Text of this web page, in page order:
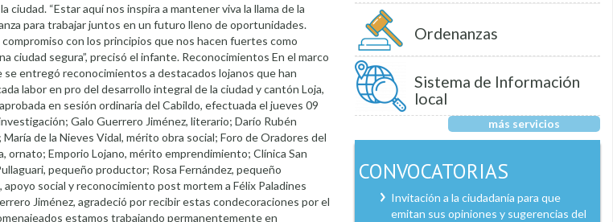
ciudad. “Estar aquí nos inspira a mantener viva la llama de la
para trabajar juntos en un futuro lleno de oportunidades.
con los principios que nos hacen fuertes como
ciudad segura”, precisó el infante. Reconocimientos En el marco
se entregó reconocimientos a destacados lojanos que han
labor en pro del desarrollo integral de la ciudad y cantón Loja,
en sesión ordinaria del Cabildo, efectuada el jueves 09
Galo Guerrero Jiménez, literario; Darío Rubén
de la Nieves Vidal, mérito obra social; Foro de Oradores del
ornato; Emporio Lojano, mérito emprendimiento; Clínica San
pequeño productor; Rosa Fernández, pequeño
social y reconocimiento post mortem a Félix Paladines
Jiménez, agradeció por recibir estas condecoraciones por el
estamos trabajando permanentemente en
Ordenanzas
Sistema de Información
local
más servicios
CONVOCATORIAS
Invitación a la ciudadanía para que
emitan sus opiniones y sugerencias del